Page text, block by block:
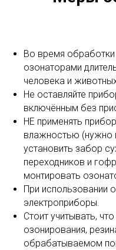
Во время
озонаторами
человека и
Не оставляйте
включённым без
НЕ применять
влажностью (нужно
установить забор
переходников и
монтировать
При использовании
электроприборы.
Стоит учитывать,
озонирования,
обрабатываемом